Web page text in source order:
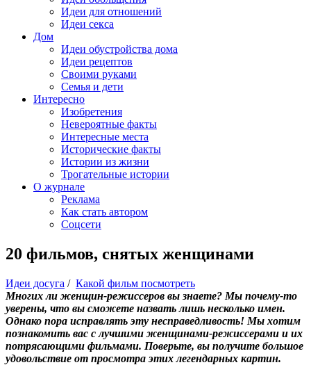
Идеи для отношений
Идеи секса
Дом
Идеи обустройства дома
Идеи рецептов
Своими руками
Семья и дети
Интересно
Изобретения
Невероятные факты
Интересные места
Исторические факты
Истории из жизни
Трогательные истории
О журнале
Реклама
Как стать автором
Соцсети
20 фильмов, снятых женщинами
Идеи досуга / Какой фильм посмотреть
Многих ли женщин-режиссеров вы знаете? Мы почему-то
уверены, что вы сможете назвать лишь несколько имен.
Однако пора исправлять эту несправедливость! Мы хотим
познакомить вас с лучшими женщинами-режиссерами и их
потрясающими фильмами. Поверьте, вы получите большое
удовольствие от просмотра этих легендарных картин.